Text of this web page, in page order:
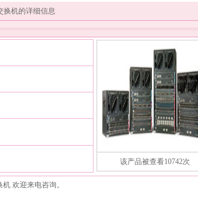
换机的详细信息
该产品被查看10742次
欢迎来电咨询。